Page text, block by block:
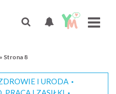
» Strona 8
I URODA